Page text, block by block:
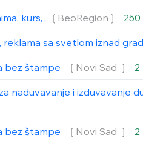
kurs, ❲BeoRegion❳
sa svetlom iznad
bez štampe ❲Novi Sad ❳ 2
naduvavanje i izduvavanje
bez štampe ❲Novi Sad ❳ 2